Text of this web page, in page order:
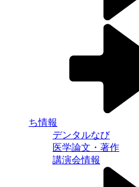
ち情報
デンタルなび
医学論文・著作
講演会情報